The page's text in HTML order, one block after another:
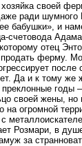
своей
ради
бабушки», и
счетовода
отец
ферму.
после
Да и к тому
годы
своей жены, но
на огромной
Розмари, в
за